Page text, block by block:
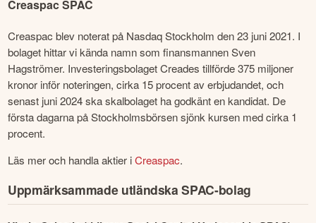
Creaspac SPAC
Creaspac blev noterat på Nasdaq Stockholm den 23 juni 2021. I
bolaget hittar vi kända namn som finansmannen Sven
Hagströmer. Investeringsbolaget Creades tillförde 375 miljoner
kronor inför noteringen, cirka 15 procent av erbjudandet, och
senast juni 2024 ska skalbolaget ha godkänt en kandidat. De
första dagarna på Stockholmsbörsen sjönk kursen med cirka 1
procent.
Läs mer och handla aktier i Creaspac.
Uppmärksammade utländska SPAC-bolag